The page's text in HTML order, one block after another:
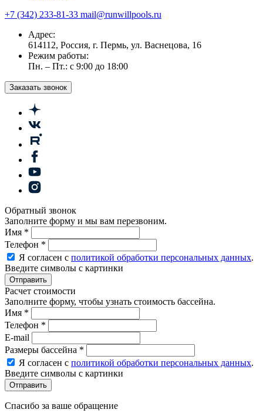
+7 (342) 233-81-33 mail@runwillpools.ru
Адрес:
614112, Россия, г. Пермь, ул. Васнецова, 16
Режим работы:
Пн. – Пт.: с 9:00 до 18:00
Заказать звонок
Обратный звонок
Заполните форму и мы вам перезвоним.
Имя *
Телефон *
Я согласен с политикой обработки персональных данных.
Введите символы с картинки
Расчет стоимости
Заполните форму, чтобы узнать стоимость бассейна.
Имя *
Телефон *
E-mail
Размеры бассейна *
Я согласен с политикой обработки персональных данных.
Введите символы с картинки
Спасибо за ваше обращение